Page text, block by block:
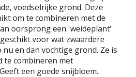
voedselrijke grond. Deze
om te combineren met de
oorsprong een 'weideplant'
voor wat zwaardere
en dan vochtige grond. Ze is
te combineren met
een goede snijbloem.